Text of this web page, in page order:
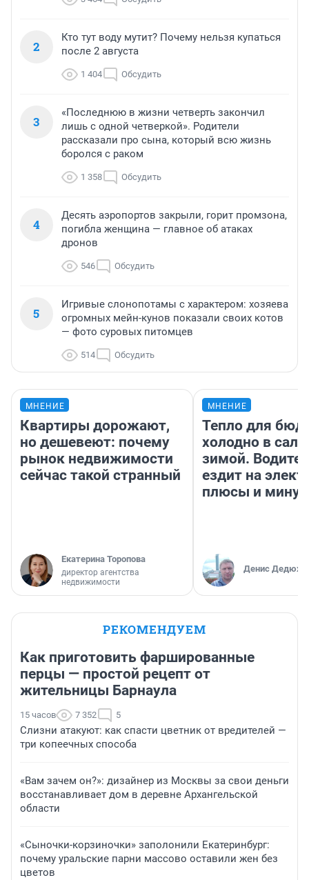
2
Кто тут воду мутит? Почему нельзя купаться
после 2 августа
1 404 Обсудить
3
«Последнюю в жизни четверть закончил
лишь с одной четверкой». Родители
рассказали про сына, который всю жизнь
боролся с раком
1 358 Обсудить
4
Десять аэропортов закрыли, горит промзона,
погибла женщина — главное об атаках
дронов
546 Обсудить
5
Игривые слонопотамы с характером: хозяева
огромных мейн-кунов показали своих котов
— фото суровых питомцев
514 Обсудить
МНЕНИЕ
Квартиры дорожают,
но дешевеют: почему
рынок недвижимости
сейчас такой странный
Екатерина Торопова
директор агентства
недвижимости
МНЕНИЕ
Тепло для
холодно в
зимой.
ездит на
плюсы и
Денис
РЕКОМЕНДУЕМ
Как приготовить фаршированные
перцы — простой рецепт от
жительницы Барнаула
15 часов 7 352 5
Слизни атакуют: как спасти цветник от вредителей —
три копеечных способа
«Вам зачем он?»: дизайнер из Москвы за свои деньги
восстанавливает дом в деревне Архангельской
области
«Сыночки-корзиночки» заполонили Екатеринбург:
почему уральские парни массово оставили жен без
цветов